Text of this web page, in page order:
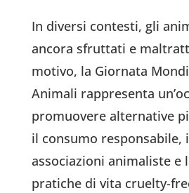
In diversi contesti, gli
ancora sfruttati e
motivo, la Giornata
Animali rappresenta
promuovere alternative
il consumo responsabile,
associazioni animaliste e
pratiche di vita cruelty-